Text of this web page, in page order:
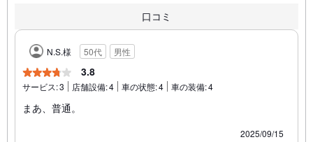
口コミ
N.S.様 50代 男性
3.8
サービス:3 店舗設備:4 車の状態:4 車の装備:4
まあ、普通。
2025/09/15